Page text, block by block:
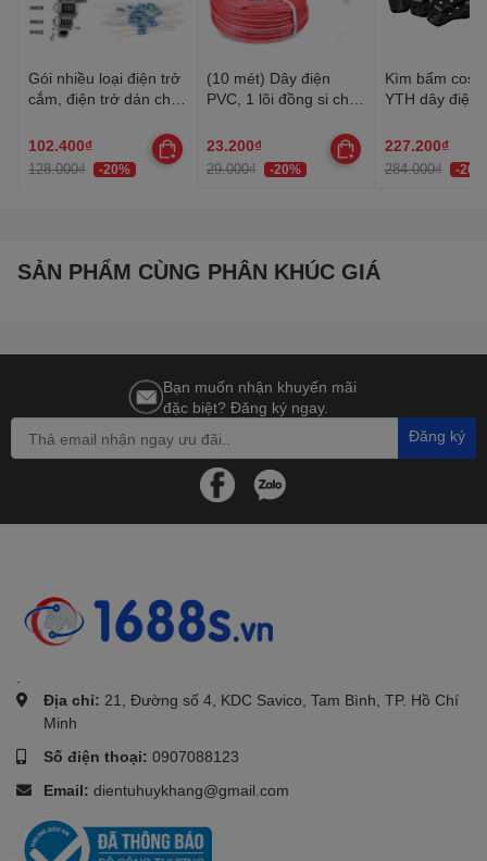
Gói nhiều loại điện trở
cắm, điện trở dán cho
102.400₫
128.000₫ -20%
(10 mét) Dây điện
PVC, 1 lõi đồng si chì,
22AWG
23.200₫
29.000₫ -20%
Kìm bấm cos
YTH dây điện
227.200₫
284.000₫ -20%
SẢN PHẨM CÙNG PHÂN KHÚC GIÁ
Bạn muốn nhận khuyến mãi
đặc biệt? Đăng ký ngay.
Đăng ký
.
Địa chỉ: 21, Đường số 4, KDC Savico, Tam Bình, TP. Hồ Chí
Minh
Số điện thoại: 0907088123
Email: dientuhuykhang@gmail.com